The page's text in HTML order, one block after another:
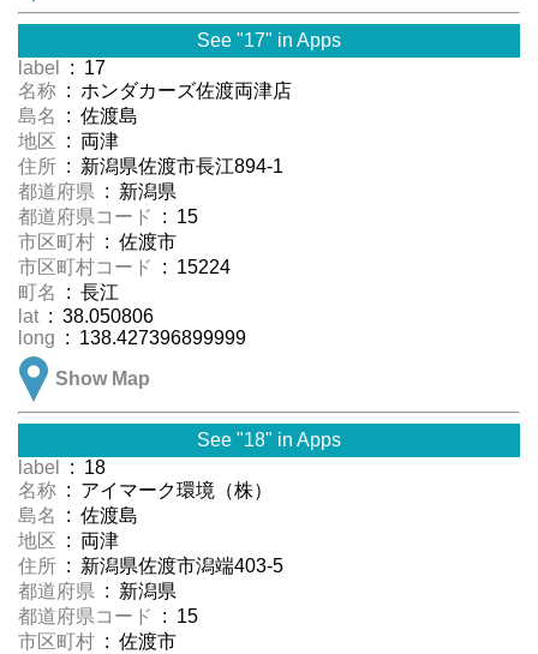
See "17" in Apps
label
: 17
名称 : ホンダカーズ佐渡両津店
島名
: 佐渡島
地区 : 両津
住所 : 新潟県佐渡市長江894-1
都道府県 : 新潟県
都道府県コード
: 15
市区町村 : 佐渡市
市区町村コード
: 15224
町名
: 長江
lat : 38.050806
long : 138.427396899999
Show Map
See "18" in Apps
label
: 18
名称 : アイマーク環境（株）
島名
: 佐渡島
地区 : 両津
住所 : 新潟県佐渡市潟端403-5
都道府県 : 新潟県
都道府県コード
: 15
市区町村 : 佐渡市